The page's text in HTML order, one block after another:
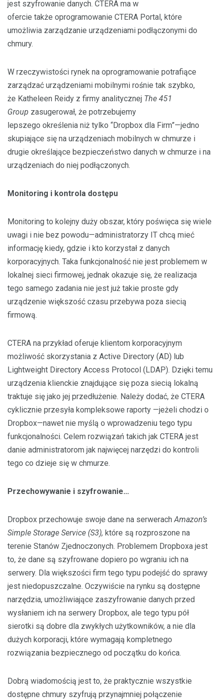
jest szyfrowanie danych. CTERA ma w
ofercie także oprogramowanie CTERA Portal, które
umożliwia zarządzanie urządzeniami podłączonymi do
chmury.
W rzeczywistości rynek na oprogramowanie potrafiące
zarządzać urządzeniami mobilnymi rośnie tak szybko,
że Katheleen Reidy z firmy analitycznej The 451
Group zasugerował, że potrzebujemy
lepszego określenia niż tylko “Dropbox dla Firm”—jedno
skupiające się na urządzeniach mobilnych w chmurze i
drugie określające bezpieczeństwo danych w chmurze i na
urządzeniach do niej podłączonych.
Monitoring i kontrola dostępu
Monitoring to kolejny duży obszar, który poświęca się wiele
uwagi i nie bez powodu—administratorzy IT chcą mieć
informację kiedy, gdzie i kto korzystał z danych
korporacyjnych. Taka funkcjonalność nie jest problemem w
lokalnej sieci firmowej, jednak okazuje się, że realizacja
tego samego zadania nie jest już takie proste gdy
urządzenie większość czasu przebywa poza siecią
firmową.
CTERA na przykład oferuje klientom korporacyjnym
możliwość skorzystania z Active Directory (AD) lub
Lightweight Directory Access Protocol (LDAP). Dzięki temu
urządzenia klienckie znajdujące się poza siecią lokalną
traktuje się jako jej przedłużenie. Należy dodać, że CTERA
cyklicznie przesyła kompleksowe raporty —jeżeli chodzi o
Dropbox—nawet nie myślą o wprowadzeniu tego typu
funkcjonalności. Celem rozwiązań takich jak CTERA jest
danie administratorom jak najwięcej narzędzi do kontroli
tego co dzieje się w chmurze.
Przechowywanie i szyfrowanie…
Dropbox przechowuje swoje dane na serwerachAmazon’s
Simple Storage Service (S3), które są rozproszone na
terenie Stanów Zjednoczonych. Problemem Dropboxa jest
to, że dane są szyfrowane dopiero po wgraniu ich na
serwery. Dla większości firm tego typu podejść do sprawy
jest niedopuszczalne. Oczywiście na rynku są dostępne
narzędzia, umożliwiające zaszyfrowanie danych przed
wysłaniem ich na serwery Dropbox, ale tego typu pół
sierotki są dobre dla zwykłych użytkowników, a nie dla
dużych korporacji, które wymagają kompletnego
rozwiązania bezpiecznego od początku do końca.
Dobrą wiadomością jest to, że praktycznie wszystkie
dostępne chmury szyfrują przynajmniej połączenie